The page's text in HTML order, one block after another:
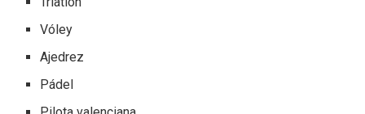
Vóley
Ajedrez
Pádel